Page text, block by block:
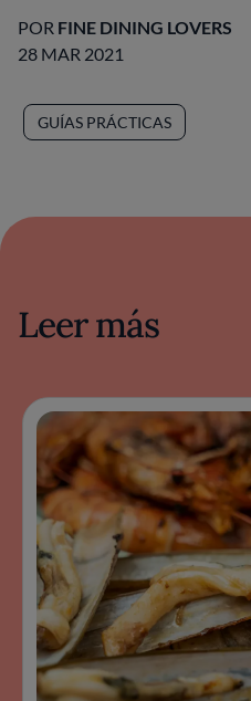
POR FINE DINING LOVERS
28 MAR 2021
GUÍAS PRÁCTICAS
Leer más